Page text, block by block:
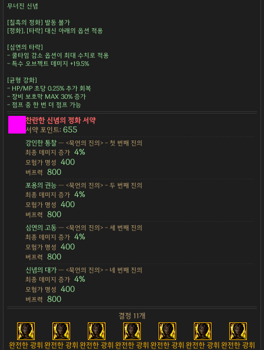
무너진 신념
[칠흑의 정화] 발동 불가
[정화], [타락] 대신 아래의 옵션 적용
[심연의 타락]
- 쿨타임 감소 옵션이 최대 수치로 적용
- 특수 오브젝트 데미지 +19.5%
[균형 강화]
- HP/MP 초당 0.25% 추가 회복
- 장비 보호막 MAX 30% 증가
- 점프 중 한 번 더 점프 가능
찬란한 신념의 정화 서약
서약 포인트:655
강인한 통찰— <묵언의 진의> - 첫 번째 진의
최종 데미지 증가 4%
모험가 명성 400
버프력 800
포용의 권능— <묵언의 진의> - 두 번째 진의
최종 데미지 증가 4%
모험가 명성 400
버프력 800
심연의 고동— <묵언의 진의> - 세 번째 진의
최종 데미지 증가 4%
모험가 명성 400
버프력 800
신념의 대가— <묵언의 진의> - 네 번째 진의
최종 데미지 증가 4%
모험가 명성 400
버프력 800
결정 11개
완전한 광휘 완전한 광휘 완전한 광휘 완전한 광휘 완전한 광휘 완전한 광휘 완전한 광휘